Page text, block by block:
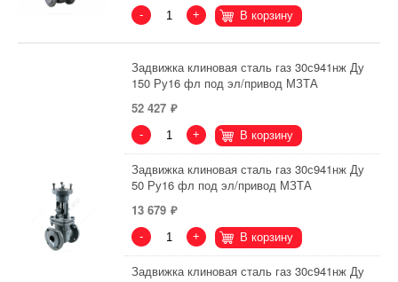
- + В корзину
Задвижка клиновая сталь газ 30с941нж Ду
150 Ру16 фл под эл/привод МЗТА
52 427
- + В корзину
Задвижка клиновая сталь газ 30с941нж Ду
50 Ру16 фл под эл/привод МЗТА
13 679
- + В корзину
Задвижка клиновая сталь газ 30с941нж Ду